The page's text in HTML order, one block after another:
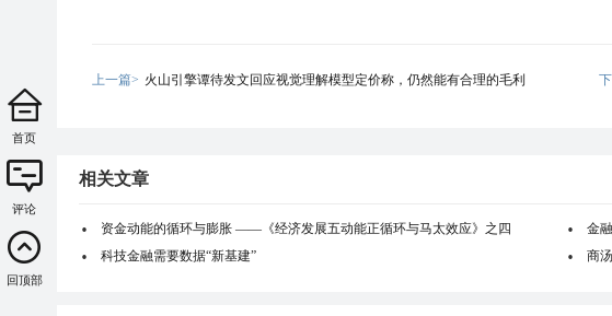
上一篇> 火山引擎谭待发文回应视觉理解模型定价称，仍然能有合理的毛利
相关文章
资金动能的循环与膨胀 ——《经济发展五动能正循环与马太效应》之四
金
科技金融需要数据“新基建”
商
首页
评论
回顶部